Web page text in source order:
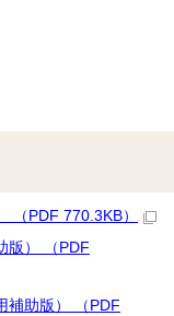
（PDF 770.3KB）
版） （PDF
補助版） （PDF